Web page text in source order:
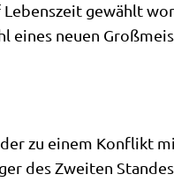
gewählt
eines neu­en
zu einem Kon­flikt
des Zwei­ten